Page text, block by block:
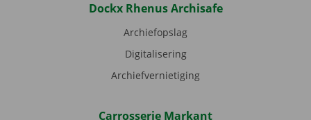
Dockx Rhenus Archisafe
Archiefopslag
Digitalisering
Archiefvernietiging
Carrosserie Markant